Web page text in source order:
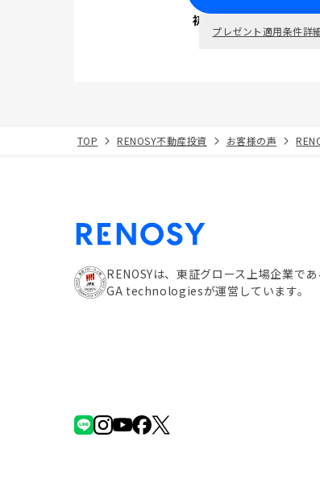
初回面談で ポ
プレゼント適用条件詳
TOP RENOSY不動産投資 お客様の声
RENOSYは、東証グロース上場企業であ
GA technologiesが運営しています。